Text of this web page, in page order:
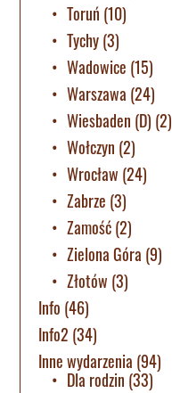
Toruń (10)
Tychy(3)
Wadowice (15)
Warszawa (24)
Wiesbaden (D) (2)
Wołczyn (2)
Wrocław (24)
Zabrze (3)
Zamość(2)
Zielona Góra (9)
Złotów (3)
Info (46)
Info2 (34)
Inne wydarzenia (94)
Dla rodzin (33)